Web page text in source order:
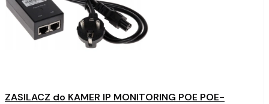
ZASILACZ do KAMER IP MONITORING POE POE-